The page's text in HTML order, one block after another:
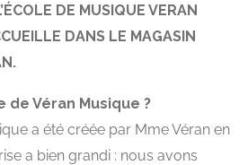
DE MUSIQUE VERAN
DANS LE MAGASIN
de Véran Musique ?
a été créée par Mme Véran en
a bien grandi : nous avons